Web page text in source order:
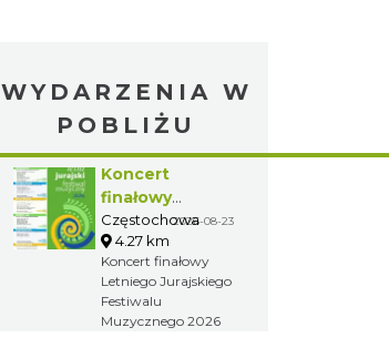
WYDARZENIA W
POBLIŻU
Koncert
finałowy
Letniego
Jurajskiego
Festiwalu
Muzycznego
2026
Częstochowa2026-08-23
4.27 km
Koncert finałowy
Letniego Jurajskiego
Festiwalu
Muzycznego 2026